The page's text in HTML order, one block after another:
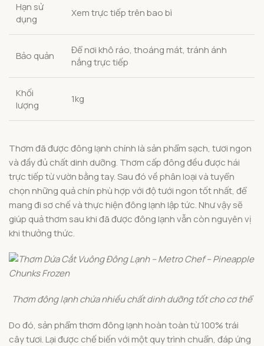
Hạn sử
dụng
Xem trực tiếp trên bao bì
Bảo quản
Để nơi khô ráo, thoáng mát, tránh ánh
nắng trực tiếp
Khối
lượng
1kg
Thơm đã được đông lạnh chính là sản phẩm sạch, tươi ngon
và đầy đủ chất dinh dưỡng. Thơm cấp đông đều được hái
trực tiếp từ vườn bằng tay. Sau đó về phân loại và tuyển
chọn những quả chín phù hợp với độ tưới ngon tốt nhất, để
mang đi sơ chế và thực hiện đông lạnh lập tức. Như vậy sẽ
giúp quả thơm sau khi đã được đông lạnh vẫn còn nguyên vị
khi thưởng thức.
​​​​​​​Thơm đông lạnh chứa nhiều chất dinh dưỡng tốt cho cơ thể
Do đó, sản phẩm thơm đông lạnh hoàn toàn từ 100% trái
cây tươi. Lại được chế biến với một quy trình chuẩn, đáp ứng